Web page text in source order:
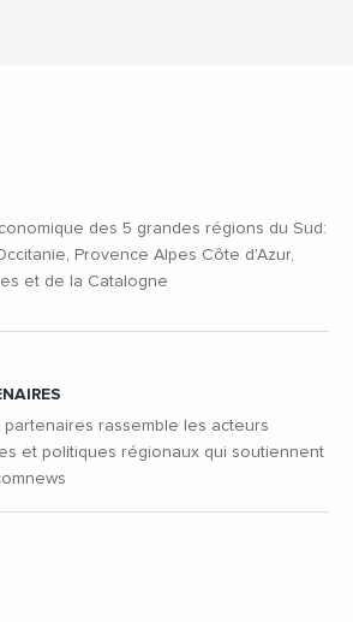
des 5 grandes régions du Sud:
Provence Alpes Côte d'Azur,
et de la Catalogne
partenaires rassemble les acteurs
et politiques régionaux qui soutiennent